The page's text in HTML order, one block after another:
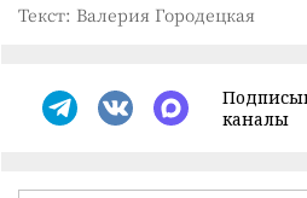
Текст: Валерия Городецкая
каналы